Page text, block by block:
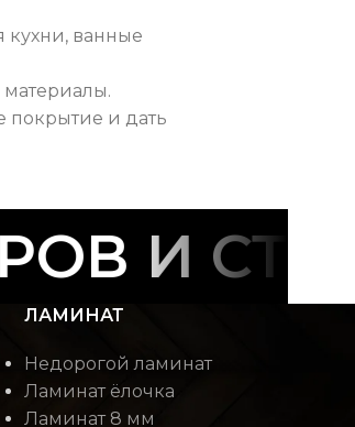
ванные
покрытие и дать
И
ЛАМИНАТ
Недорогой ламинат
Ламинат ёлочка
Ламинат 8 мм